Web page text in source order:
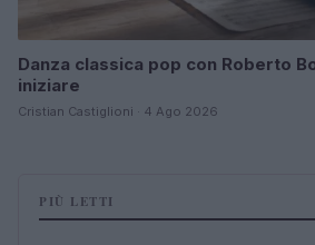
Danza classica pop con Roberto
iniziare
Cristian Castiglioni · 4 Ago 2026
PIÙ LETTI